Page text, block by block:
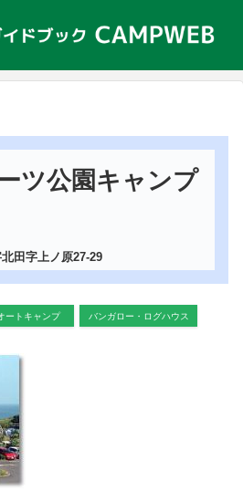
ツ公園キャンプ
田字上ノ原27-29
ートキャンプ バンガロー・ログハウス